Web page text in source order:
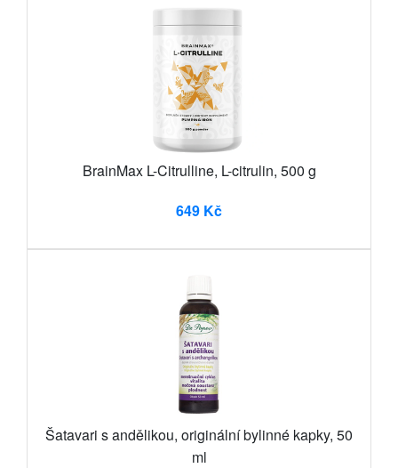
BrainMax L-Citrulline, L-citrulin, 500 g
649 Kč
Šatavari s andělikou, originální bylinné kapky, 50
ml